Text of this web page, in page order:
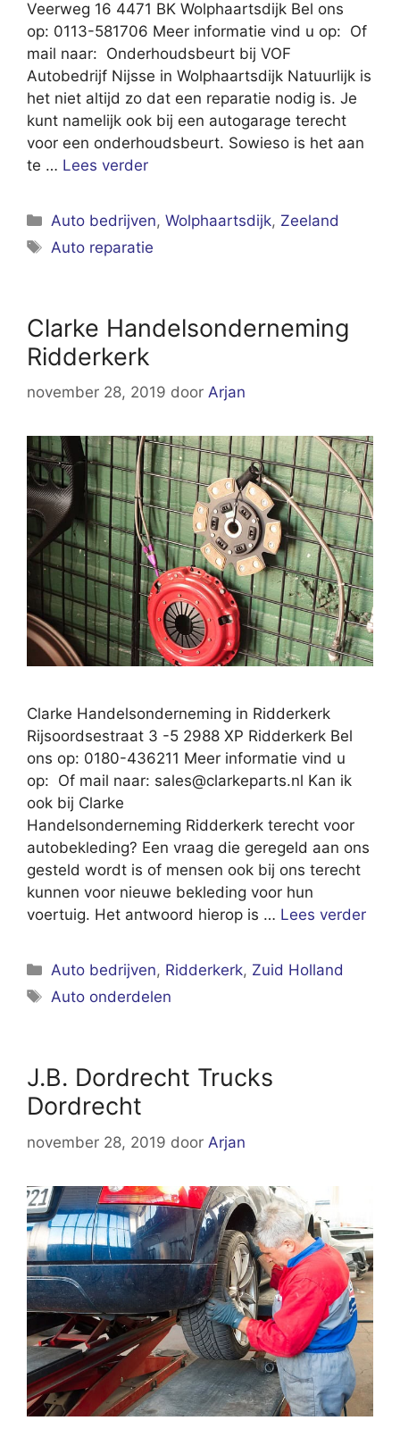
Veerweg 16 4471 BK Wolphaartsdijk Bel ons
op: 0113-581706 Meer informatie vind u op: Of
mail naar: Onderhoudsbeurt bij VOF
Autobedrijf Nijsse in Wolphaartsdijk Natuurlijk is
het niet altijd zo dat een reparatie nodig is. Je
kunt namelijk ook bij een autogarage terecht
voor een onderhoudsbeurt. Sowieso is het aan
te … Lees verder
Categorieën
Auto bedrijven,Wolphaartsdijk, Zeeland
Tags
Auto reparatie
Clarke Handelsonderneming
Ridderkerk
november 28, 2019 door Arjan
Clarke Handelsonderneming in Ridderkerk
Rijsoordsestraat 3 -5 2988 XP Ridderkerk Bel
ons op: 0180-436211 Meer informatie vind u
op: Of mail naar: sales@clarkeparts.nl Kan ik
ook bij Clarke
Handelsonderneming Ridderkerk terecht voor
autobekleding? Een vraag die geregeld aan ons
gesteld wordt is of mensen ook bij ons terecht
kunnen voor nieuwe bekleding voor hun
voertuig. Het antwoord hierop is … Lees verder
Categorieën
Auto bedrijven, Ridderkerk, Zuid Holland
Tags
Auto onderdelen
J.B. Dordrecht Trucks
Dordrecht
november 28, 2019 door Arjan